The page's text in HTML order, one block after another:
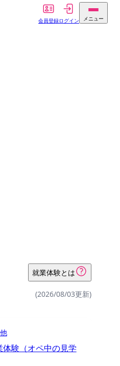
会員登録ログイン メニュー
就業体験とは
(2026/08/03更新)
験（オペ中の見学